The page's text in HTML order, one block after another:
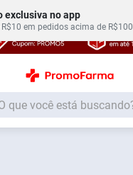
exclusiva no app
em pedidos acima de R$100
buscando?